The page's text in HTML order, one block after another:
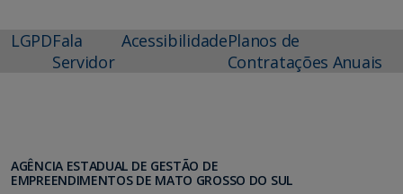
LGPDFala
Servidor
AcessibilidadePlanos de
Contratações Anuais
AGÊNCIA ESTADUAL DE GESTÃO DE
EMPREENDIMENTOS DE MATO GROSSO DO SUL